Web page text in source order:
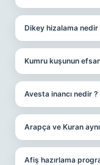
Dikey hizalama nedir
Kumru kuşunun
Avesta inancı nedir ?
Arapça ve Kuran aynı
Afiş hazırlama